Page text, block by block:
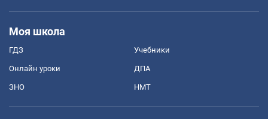
Моя школа
ГДЗ Учебники
Онлайн уроки ДПА
ЗНО НМТ